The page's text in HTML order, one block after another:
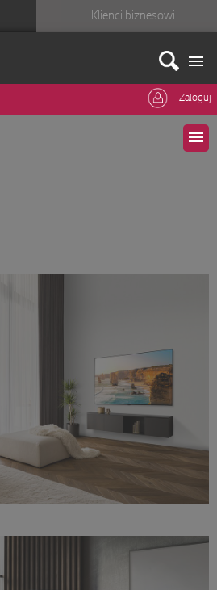
Klienci biznesowi
Zaloguj